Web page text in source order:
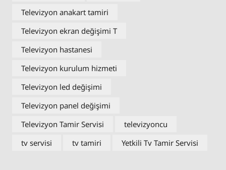
Televizyon anakart tamiri
Televizyon ekran değişimi T
Televizyon hastanesi
Televizyon kurulum hizmeti
Televizyon led değişimi
Televizyon panel değişimi
Televizyon Tamir Servisi
televizyoncu
tv servisi
tv tamiri Yetkili Tv Tamir Servisi